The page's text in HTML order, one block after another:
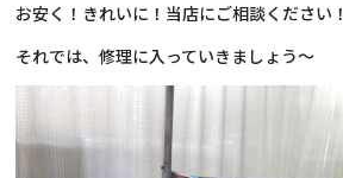
お安く！きれいに！当店にご相談ください！
それでは、修理に入っていきましょう～